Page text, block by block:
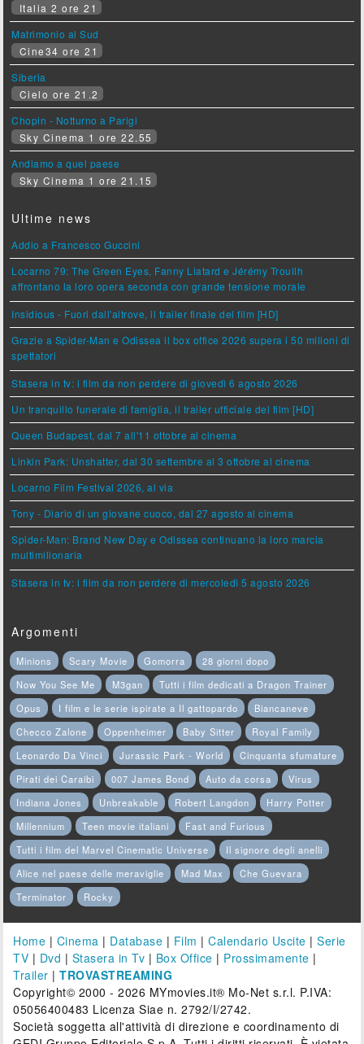
Italia 2 ore 21
Matrimonio al Sud
Cine34 ore 21
Siberia
Cielo ore 21.2
Chopin - Notturno a Parigi
Sky Cinema 1 ore 22.55
Andiamo a quel paese
Sky Cinema 1 ore 21.15
Ultime news
Addio a Francesco Guccini
Locarno 79: The Green Eyes, Fanny Liatard e Jérémy Trouilh
affrontano la loro opera seconda con grande tensione morale
Insidious - Fuori dall'altrove, il trailer finale del film [HD]
Grazie a Spider-Man e Odissea il box office 2026 supera i 50 milioni di
spettatori
Stasera in tv: i film da non perdere di giovedì 6 agosto 2026
Un tranquillo funerale di famiglia, il trailer ufficiale del film [HD]
Queen Budapest, dal 7 all'11 ottobre al cinema
Linkin Park: Unshatter, dal 30 settembre al 3 ottobre al cinema
Locarno Film Festival 2026, al via
Tony - Diario di un giovane cuoco, dal 27 agosto al cinema
Spider-Man: Brand New Day e Odissea continuano la loro marcia
multimilionaria
Stasera in tv: i film da non perdere di mercoledì 5 agosto 2026
Argomenti
Minions Scary Movie Gomorra
28 giorni dopo
Now You See Me
M3gan
Tutti i film dedicati a Dragon Trainer
Opus
I film e le serie ispirate a Il gattopardo
Biancaneve
Checco Zalone
Oppenheimer Baby Sitter
Royal Family
Leonardo Da Vinci
Jurassic Park - World
Cinquanta sfumature
Pirati dei Caraibi
007 James Bond Auto da corsa
Virus
Indiana Jones
Unbreakable Robert Langdon
Harry Potter
Millennium
Teen movie italiani
Fast and Furious
Tutti i film del Marvel Cinematic Universe
Il signore degli anelli
Alice nel paese delle meraviglie
Mad Max
Che Guevara
Terminator
Rocky
Home | Cinema | Database | Film |Calendario Uscite |Serie
TV | Dvd | Stasera in Tv | Box Office | Prossimamente |
Trailer |TROVASTREAMING
Copyright© 2000 - 2026 MYmovies.it® Mo-Net s.r.l. P.IVA:
05056400483 Licenza Siae n. 2792/I/2742.
Società soggetta all'attività di direzione e coordinamento di